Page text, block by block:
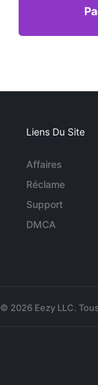
Liens Du Site
Affaires
Réclame
Support
DMCA
© 2026 Eezy LLC.